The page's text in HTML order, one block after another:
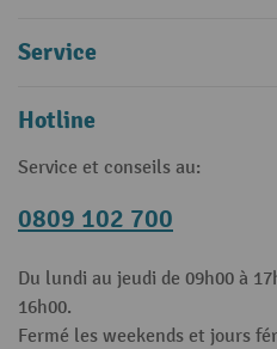
Service
Hotline
Service et conseils au:
0809 102 700
Du lundi au jeudi de 09h00 à
16h00.
Fermé les weekends et jours